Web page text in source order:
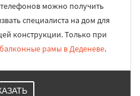
можно получить
специалиста на дом для
конструкции. Только при
рамы в Деденеве.